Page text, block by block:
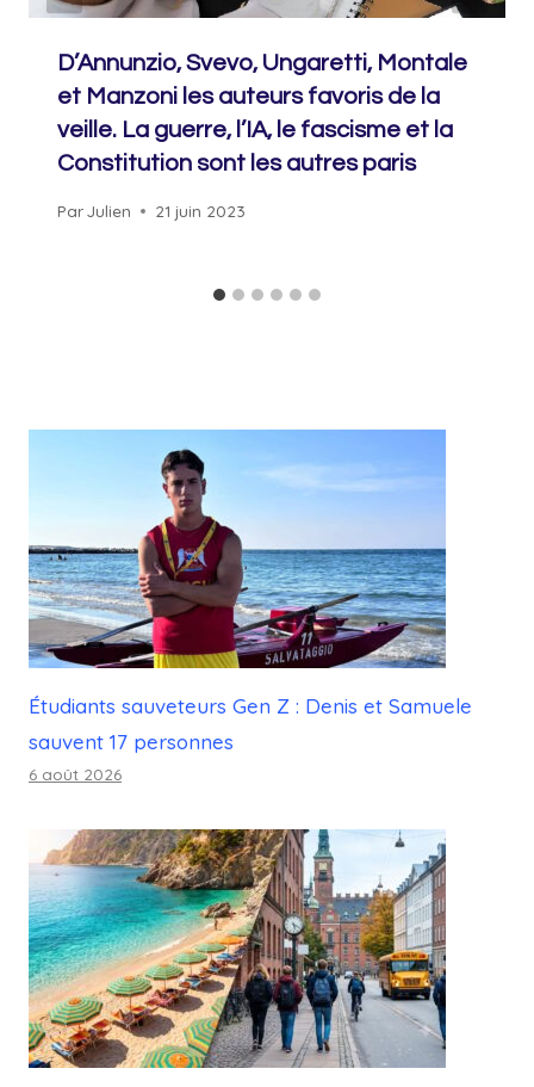
D’Annunzio, Svevo, Ungaretti, Montale
et Manzoni les auteurs favoris de la
veille. La guerre, l’IA, le fascisme et la
Constitution sont les autres paris
ParJulien 21 juin 2023
Étudiants sauveteurs Gen Z : Denis et Samuele
sauvent 17 personnes
6 août 2026